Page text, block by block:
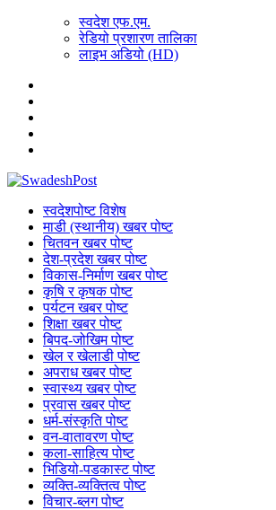
स्वदेश एफ.एम.
रेडियो प्रशारण तालिका
लाइभ अडियो (HD)
स्वदेशपोष्ट विशेष
माडी (स्थानीय) खबर पोष्ट
चितवन खबर पोष्ट
देश-प्रदेश खबर पोष्ट
विकास-निर्माण खबर पोष्ट
कृषि र कृषक पोष्ट
पर्यटन खबर पोष्ट
शिक्षा खबर पोष्ट
बिपद-जोखिम पोष्ट
खेल र खेलाडी पोष्ट
अपराध खबर पोष्ट
स्वास्थ्य खबर पोष्ट
प्रवास खबर पोष्ट
धर्म-संस्कृति पोष्ट
वन-वातावरण पोष्ट
कला-साहित्य पोष्ट
भिडियो-पडकास्ट पोष्ट
व्यक्ति-व्यक्तित्व पोष्ट
विचार-ब्लग पोष्ट